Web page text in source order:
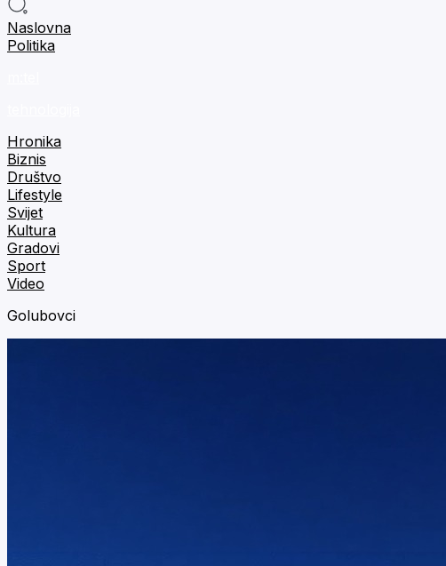
Naslovna
Politika
Hronika
Biznis
Društvo
Lifestyle
Svijet
Kultura
Gradovi
Sport
Video
Golubovci